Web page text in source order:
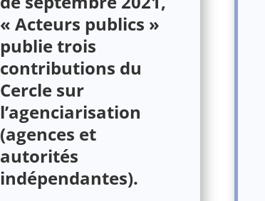
« Acteurs publics »
publie trois
contributions du
Cercle sur
l’agenciarisation
(agences et
autorités
indépendantes).